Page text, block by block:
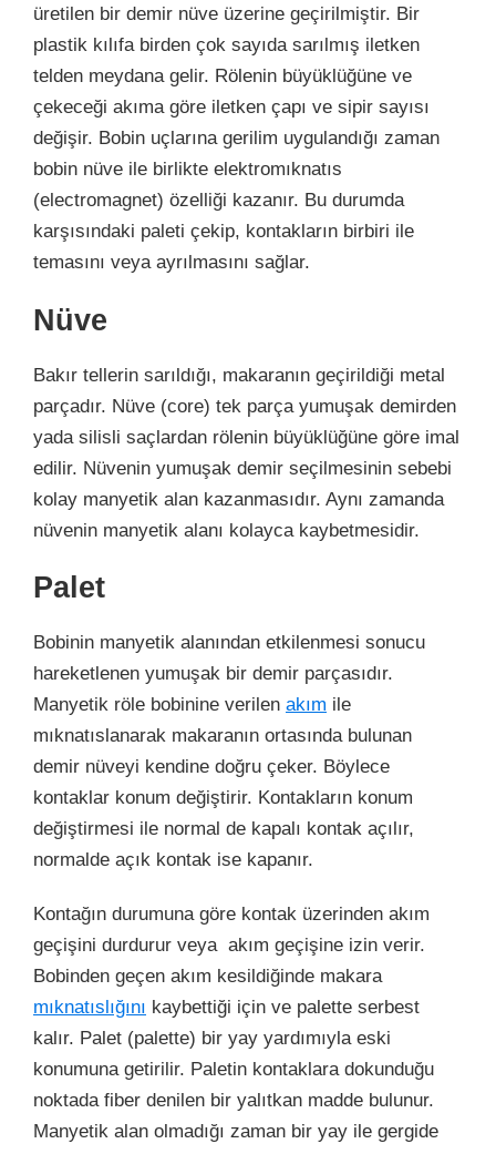
üretilen bir demir nüve üzerine geçirilmiştir. Bir
plastik kılıfa birden çok sayıda sarılmış iletken
telden meydana gelir. Rölenin büyüklüğüne ve
çekeceği akıma göre iletken çapı ve sipir sayısı
değişir. Bobin uçlarına gerilim uygulandığı zaman
bobin nüve ile birlikte elektromıknatıs
(electromagnet) özelliği kazanır. Bu durumda
karşısındaki paleti çekip, kontakların birbiri ile
temasını veya ayrılmasını sağlar.
Nüve
Bakır tellerin sarıldığı, makaranın geçirildiği metal
parçadır. Nüve (core) tek parça yumuşak demirden
yada silisli saçlardan rölenin büyüklüğüne göre imal
edilir. Nüvenin yumuşak demir seçilmesinin sebebi
kolay manyetik alan kazanmasıdır. Aynı zamanda
nüvenin manyetik alanı kolayca kaybetmesidir.
Palet
Bobinin manyetik alanından etkilenmesi sonucu
hareketlenen yumuşak bir demir parçasıdır.
Manyetik röle bobinine verilen akım ile
mıknatıslanarak makaranın ortasında bulunan
demir nüveyi kendine doğru çeker. Böylece
kontaklar konum değiştirir. Kontakların konum
değiştirmesi ile normal de kapalı kontak açılır,
normalde açık kontak ise kapanır.
Kontağın durumuna göre kontak üzerinden akım
geçişini durdurur veya akım geçişine izin verir.
Bobinden geçen akım kesildiğinde makara
mıknatıslığını kaybettiği için ve palette serbest
kalır. Palet (palette) bir yay yardımıyla eski
konumuna getirilir. Paletin kontaklara dokunduğu
noktada fiber denilen bir yalıtkan madde bulunur.
Manyetik alan olmadığı zaman bir yay ile gergide